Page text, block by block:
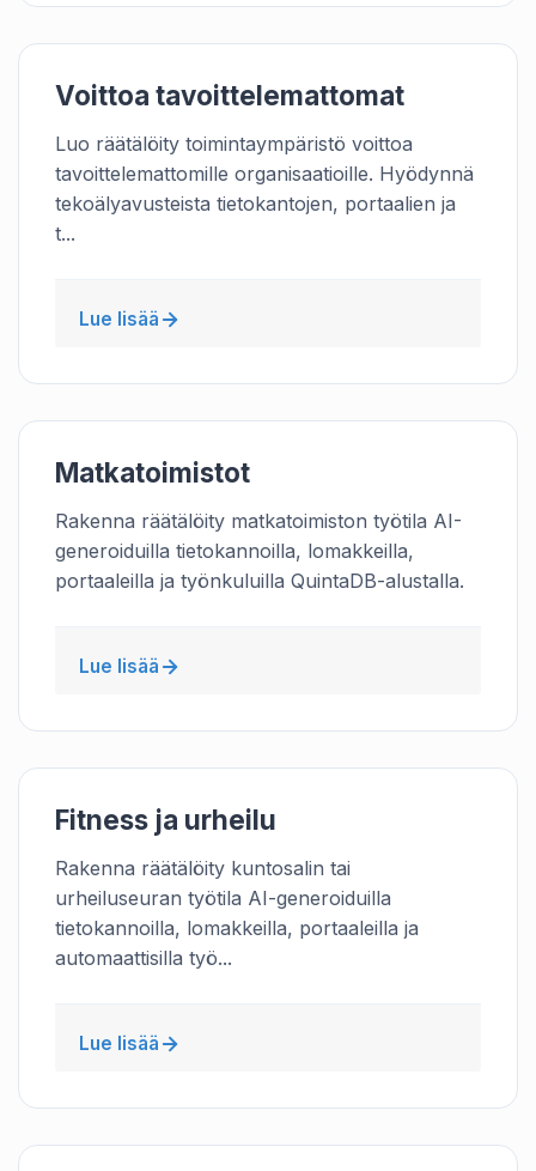
Voittoa tavoittelemattomat
Luo räätälöity toimintaympäristö voittoa
tavoittelemattomille organisaatioille. Hyödynnä
tekoälyavusteista tietokantojen, portaalien ja
t...
Lue lisää
Matkatoimistot
Rakenna räätälöity matkatoimiston työtila AI-
generoiduilla tietokannoilla, lomakkeilla,
portaaleilla ja työnkuluilla QuintaDB-alustalla.
Lue lisää
Fitness ja urheilu
Rakenna räätälöity kuntosalin tai
urheiluseuran työtila AI-generoiduilla
tietokannoilla, lomakkeilla, portaaleilla ja
automaattisilla työ...
Lue lisää